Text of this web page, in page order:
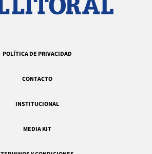
POLÍTICA DE PRIVACIDAD
CONTACTO
INSTITUCIONAL
MEDIA KIT